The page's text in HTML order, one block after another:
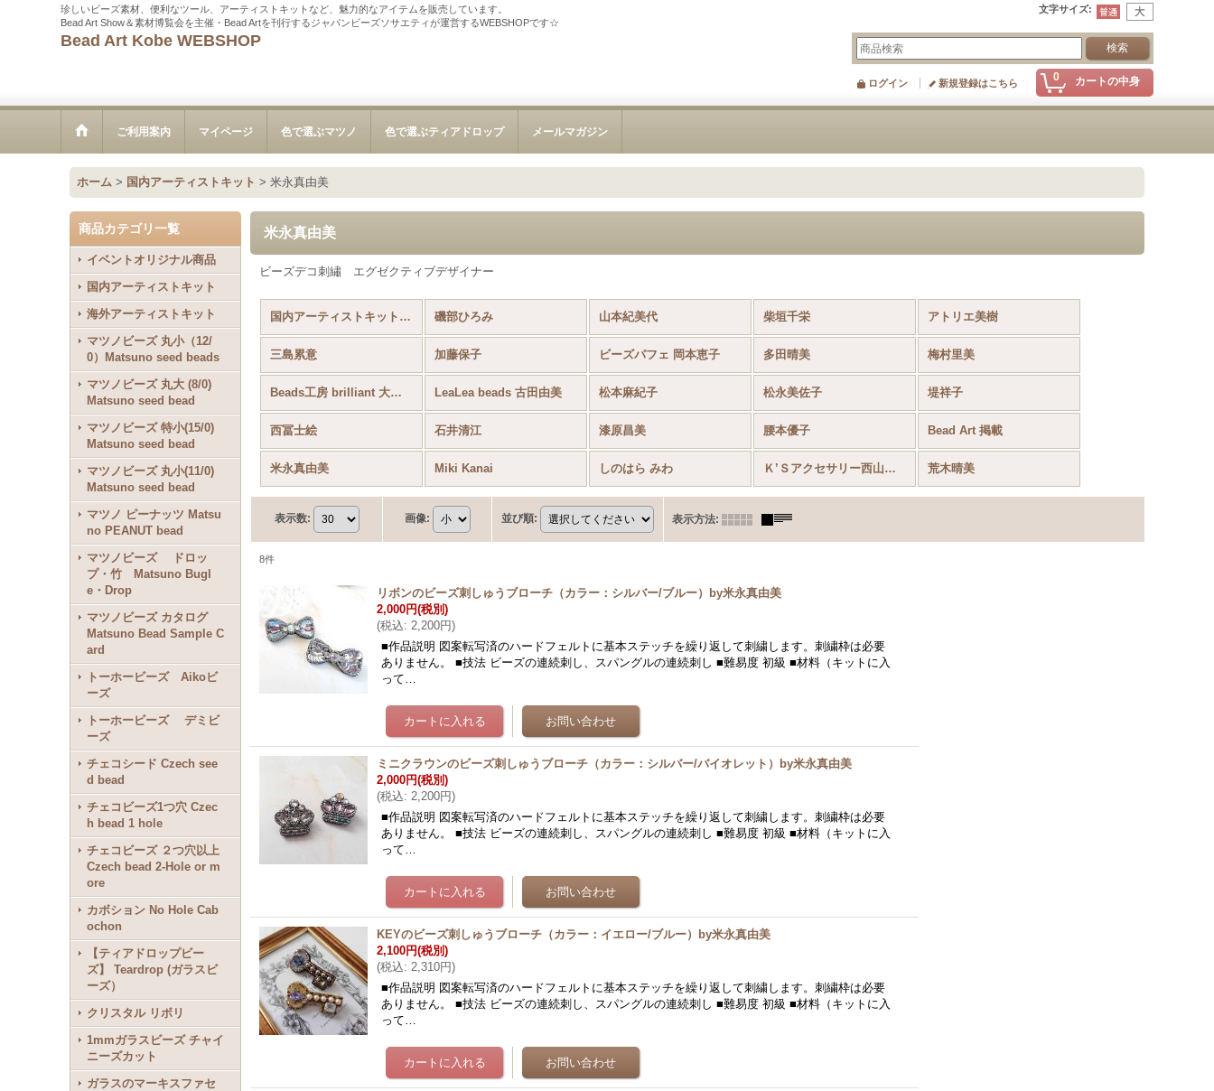
珍しいビーズ素材、便利なツール、アーティストキットなど、魅力的なアイテムを販売しています。
Bead Art Show＆素材博覧会を主催・Bead Artを刊行するジャパンビーズソサエティが運営するWEBSHOPです☆
文字サイズ:
Bead Art Kobe WEBSHOP
0 カートの中身
ログイン 新規登録はこちら
ご利用案内 マイページ 色で選ぶマツノ 色で選ぶティアドロップ メールマガジン
ホーム > 国内アーティストキット > 米永真由美
商品カテゴリ一覧
イベントオリジナル商品
国内アーティストキット
海外アーティストキット
マツノビーズ 丸小（12/
0）Matsuno seed beads
マツノビーズ 丸大 (8/0)
Matsuno seed bead
マツノビーズ 特小(15/0)
Matsuno seed bead
マツノビーズ 丸小(11/0)
Matsuno seed bead
マツノ ピーナッツ Matsu
no PEANUT bead
マツノビーズ ドロッ
プ・竹 Matsuno Bugl
e・Drop
マツノビーズ カタログ
Matsuno Bead Sample C
ard
トーホービーズ Aikoビ
ーズ
トーホービーズ デミビ
ーズ
チェコシード Czech see
d bead
チェコビーズ1つ穴 Czec
h bead 1 hole
チェコビーズ ２つ穴以上
Czech bead 2-Hole or m
ore
カボション No Hole Cab
ochon
【ティアドロップビー
ズ】 Teardrop (ガラスビ
ーズ）
クリスタル リボリ
1mmガラスビーズ チャイ
ニーズカット
ガラスのマーキスファセ
米永真由美
ビーズデコ刺繡 エグゼクティブデザイナー
国内アーティストキット (全商品) 磯部ひろみ 山本紀美代 柴垣千栄 アトリエ美樹
三島累意 加藤保子 ビーズパフェ 岡本恵子 多田晴美 梅村里美
Beads工房 brilliant 大槻友美 LeaLea beads 古田由美 松本麻紀子 松永美佐子 堤祥子
西冨士絵 石井清江 漆原昌美 腰本優子 Bead Art 掲載
米永真由美 Miki Kanai しのはら みわ Ｋ’Ｓアクセサリー西山敬子 荒木晴美
表示数: 画像: 並び順: 表示方法:
8件
リボンのビーズ刺しゅうブローチ（カラー：シルバー/ブルー）by米永真由美
2,000円(税別)
(税込: 2,200円)
■作品説明 図案転写済のハードフェルトに基本ステッチを繰り返して刺繍します。刺繍枠は必要
ありません。 ■技法 ビーズの連続刺し、スパングルの連続刺し ■難易度 初級 ■材料（キットに入
って…
ミニクラウンのビーズ刺しゅうブローチ（カラー：シルバー/バイオレット）by米永真由美
2,000円(税別)
(税込: 2,200円)
■作品説明 図案転写済のハードフェルトに基本ステッチを繰り返して刺繍します。刺繍枠は必要
ありません。 ■技法 ビーズの連続刺し、スパングルの連続刺し ■難易度 初級 ■材料（キットに入
って…
KEYのビーズ刺しゅうブローチ（カラー：イエロー/ブルー）by米永真由美
2,100円(税別)
(税込: 2,310円)
■作品説明 図案転写済のハードフェルトに基本ステッチを繰り返して刺繍します。刺繍枠は必要
ありません。 ■技法 ビーズの連続刺し、スパングルの連続刺し ■難易度 初級 ■材料（キットに入
って…